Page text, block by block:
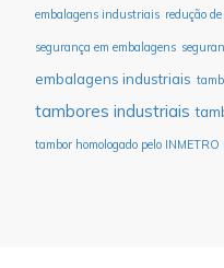
embalagens industriais redução
segurança em embalagens
embalagens industriais
tambores industriais
tambor homologado pelo INMETRO